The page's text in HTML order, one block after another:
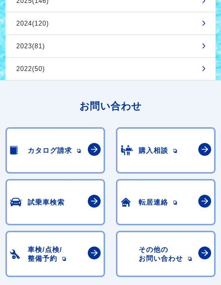
2024(120)
2023(81)
2022(50)
お問い合わせ
カタログ請求 購入相談
試乗車検索 転居連絡
車検/点検/
整備予約
その他の
お問い合わせ